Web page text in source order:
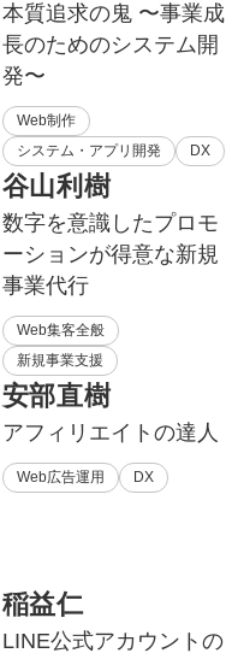
本質追求の鬼 〜事業成
長のためのシステム開
発〜
Web制作
システム・アプリ開発
DX
谷山利樹
数字を意識したプロモ
ーションが得意な新規
事業代行
Web集客全般
新規事業支援
安部直樹
アフィリエイトの達人
Web広告運用 DX
稲益仁
LINE公式アカウントの